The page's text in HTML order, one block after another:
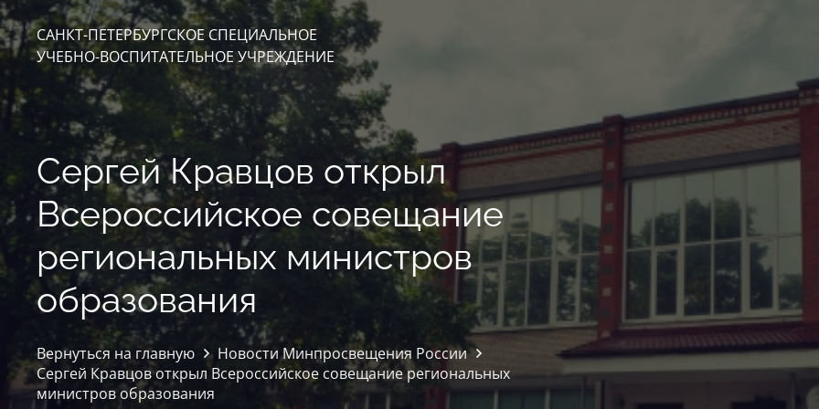
САНКТ-ПЕТЕРБУРГСКОЕ СПЕЦИАЛЬНОЕ
УЧЕБНО-ВОСПИТАТЕЛЬНОЕ УЧРЕЖДЕНИЕ
Сергей Кравцов открыл
Всероссийское совещание
региональных министров
образования
Вернуться на главную
Новости Минпросвещения России
Сергей Кравцов открыл Всероссийское совещание региональных
министров образования